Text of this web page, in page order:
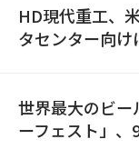
HD現代重工、
タセンター向
世界最大のビ
ーフェスト」、